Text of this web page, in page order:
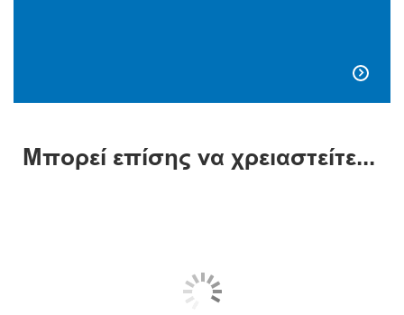

Μπορεί επίσης να χρειαστείτε...